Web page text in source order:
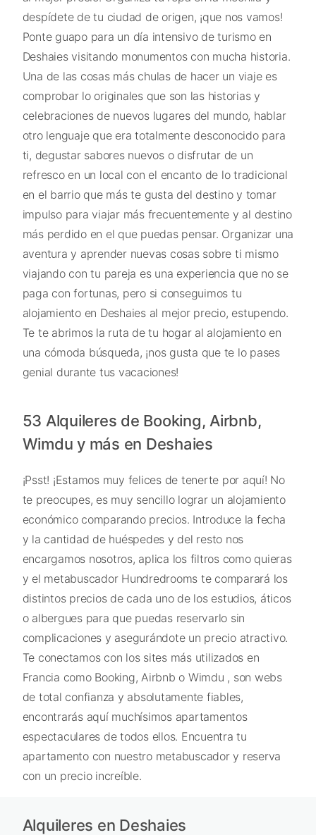
despídete de tu ciudad de origen, ¡que nos vamos!
Ponte guapo para un día intensivo de turismo en
Deshaies visitando monumentos con mucha historia.
Una de las cosas más chulas de hacer un viaje es
comprobar lo originales que son las historias y
celebraciones de nuevos lugares del mundo, hablar
otro lenguaje que era totalmente desconocido para
ti, degustar sabores nuevos o disfrutar de un
refresco en un local con el encanto de lo tradicional
en el barrio que más te gusta del destino y tomar
impulso para viajar más frecuentemente y al destino
más perdido en el que puedas pensar. Organizar una
aventura y aprender nuevas cosas sobre ti mismo
viajando con tu pareja es una experiencia que no se
paga con fortunas, pero si conseguimos tu
alojamiento en Deshaies al mejor precio, estupendo.
Te te abrimos la ruta de tu hogar al alojamiento en
una cómoda búsqueda, ¡nos gusta que te lo pases
genial durante tus vacaciones!
53 Alquileres de Booking, Airbnb,
Wimdu y más en Deshaies
¡Psst! ¡Estamos muy felices de tenerte por aquí! No
te preocupes, es muy sencillo lograr un alojamiento
económico comparando precios. Introduce la fecha
y la cantidad de huéspedes y del resto nos
encargamos nosotros, aplica los filtros como quieras
y el metabuscador Hundredrooms te comparará los
distintos precios de cada uno de los estudios, áticos
o albergues para que puedas reservarlo sin
complicaciones y asegurándote un precio atractivo.
Te conectamos con los sites más utilizados en
Francia como Booking, Airbnb o Wimdu , son webs
de total confianza y absolutamente fiables,
encontrarás aquí muchísimos apartamentos
espectaculares de todos ellos. Encuentra tu
apartamento con nuestro metabuscador y reserva
con un precio increíble.
Alquileres en Deshaies